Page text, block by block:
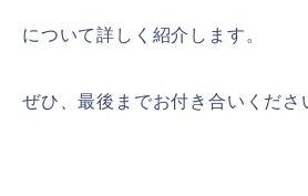
について詳しく紹介します。
ぜひ、最後までお付き合いくださ